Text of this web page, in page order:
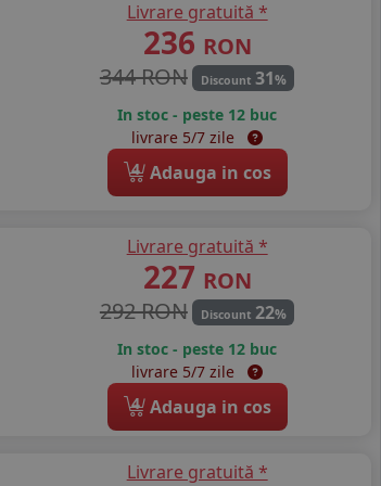
Livrare gratuită *
236 RON
344 RON
Discount 31%
In stoc - peste 12 buc
livrare 5/7 zile
4 Adauga in cos
Livrare gratuită *
227 RON
292 RON
Discount 22%
In stoc - peste 12 buc
livrare 5/7 zile
4 Adauga in cos
Livrare gratuită *